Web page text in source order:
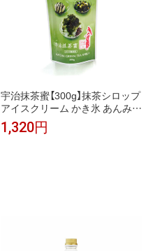
宇治抹茶蜜【300g】抹茶シロップ
アイスクリーム かき氷 あんみつ
和菓子 スイーツ
1,320円